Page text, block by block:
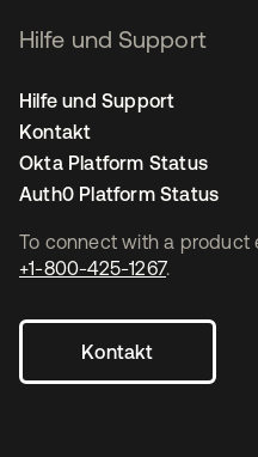
To connect with a product
+1-800-425-1267.
Kontakt
Hilfe und Support
Hilfe und Support
Kontakt
Okta Platform Status
Auth0 Platform Status